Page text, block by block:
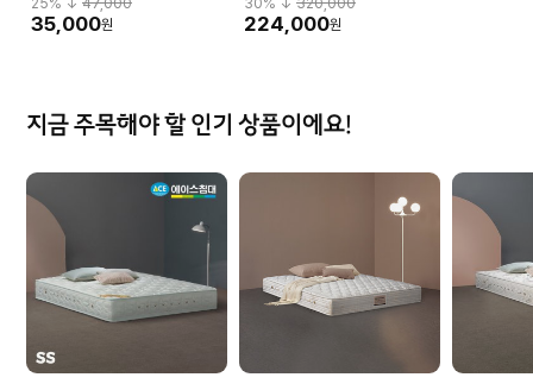
25% ↓ 47,000
35,000원
M59BK
30% ↓320,000
224,000원
지금 주목해야 할 인기 상품이에요!